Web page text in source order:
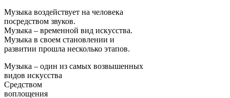
Музыка воздействует на человека
посредством звуков.
Музыка – временной вид искусства.
Музыка в своем становлении и
развитии прошла несколько этапов.
Музыка – один из самых возвышенных
видов искусства
Средством
воплощения